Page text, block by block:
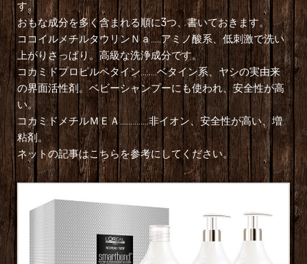
す。
おもな成分を多く含まれる順に3つ、書いておきます。
ココイルメチルタウリンＮａ.....アミノ酸系、低刺激で洗い
上がりさっぱり。高級な洗浄成分です。
コカミドプロピルペタイン........ベタイン系、ヤシの実由来
の界面活性剤。ベビーシャンプーにも使われ、安全性が高
い。
コカミドメチルＭＥＡ..............非イオン、安全性が高い、増
粘剤。
ネットの記事はこちらを参考にしてください。